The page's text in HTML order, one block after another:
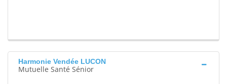
Harmonie Vendée LUCON
Mutuelle Santé Sénior